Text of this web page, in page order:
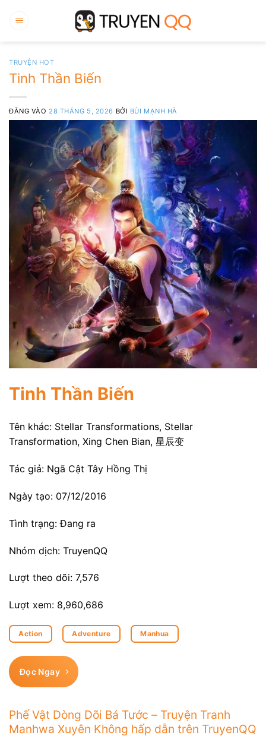
qua
TRUYỆN HOT
Tinh Thần Biến
ĐĂNG VÀO 28 THÁNG 5, 2026 BỞI BÙI MẠNH HÀ
Tinh Thần Biến
Tên khác: Stellar Transformations, Stellar
Transformation, Xing Chen Bian, 星辰变
Tác giả: Ngã Cật Tây Hồng Thị
Ngày tạo: 07/12/2016
Tình trạng: Đang ra
Nhóm dịch: TruyenQQ
Lượt theo dõi: 7,576
Lượt xem: 8,960,686
Action Adventure Manhua
Đọc Ngay
Phế Vật Dòng Dõi Bá Tước – Truyện Tranh
Manhwa Xuyên Không hấp dẫn trên TruyenQQ